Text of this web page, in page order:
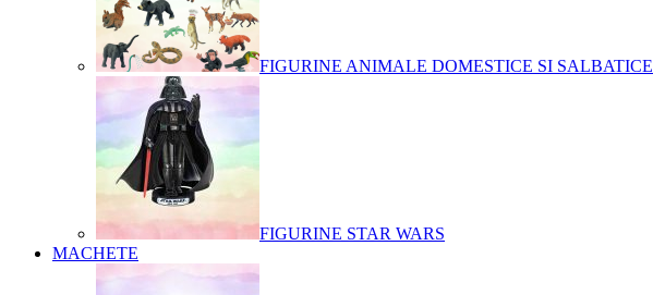
FIGURINE ANIMALE DOMESTICE SI SALBATICE
FIGURINE STAR WARS
MACHETE